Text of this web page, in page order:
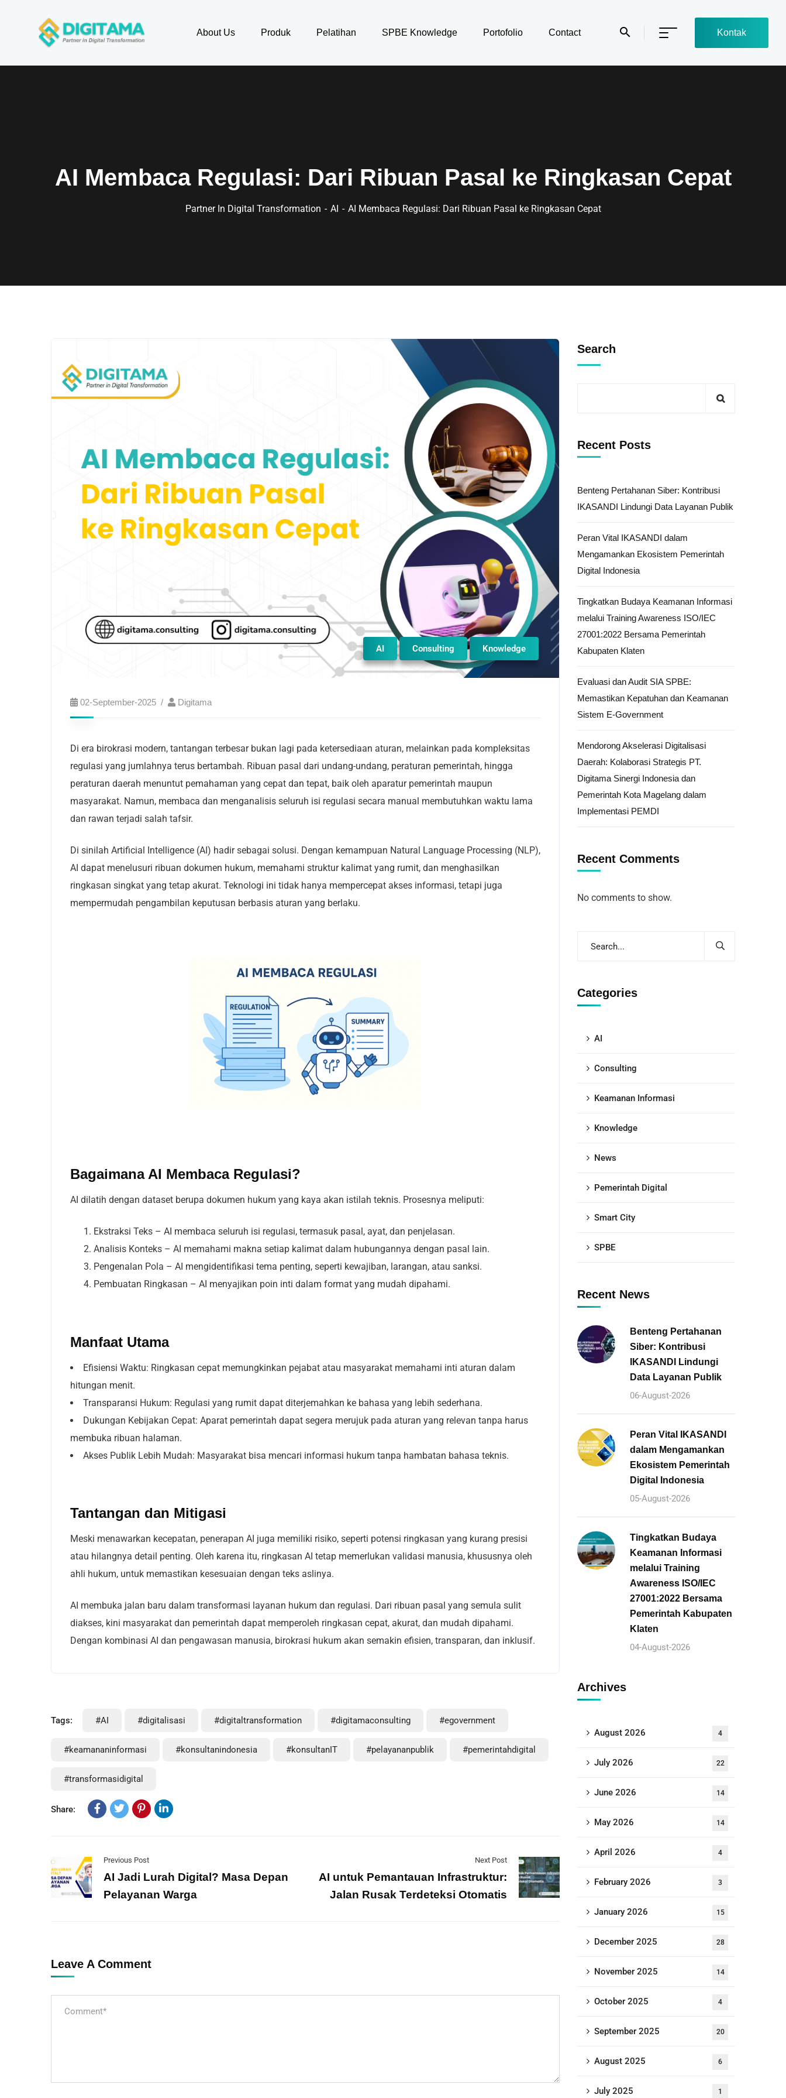
About Us Produk Pelatihan SPBE Knowledge Portofolio Contact Kontak
AI Membaca Regulasi: Dari Ribuan Pasal ke Ringkasan Cepat
Partner In Digital Transformation AI AI Membaca Regulasi: Dari Ribuan Pasal ke Ringkasan Cepat
AI Consulting Knowledge
02-September-2025 Digitama
Di era birokrasi modern, tantangan terbesar bukan lagi pada ketersediaan aturan, melainkan pada kompleksitas
regulasi yang jumlahnya terus bertambah. Ribuan pasal dari undang-undang, peraturan pemerintah, hingga
peraturan daerah menuntut pemahaman yang cepat dan tepat, baik oleh aparatur pemerintah maupun
masyarakat. Namun, membaca dan menganalisis seluruh isi regulasi secara manual membutuhkan waktu lama
dan rawan terjadi salah tafsir.
Di sinilah Artificial Intelligence (AI) hadir sebagai solusi. Dengan kemampuan Natural Language Processing (NLP),
AI dapat menelusuri ribuan dokumen hukum, memahami struktur kalimat yang rumit, dan menghasilkan
ringkasan singkat yang tetap akurat. Teknologi ini tidak hanya mempercepat akses informasi, tetapi juga
mempermudah pengambilan keputusan berbasis aturan yang berlaku.
Bagaimana AI Membaca Regulasi?
AI dilatih dengan dataset berupa dokumen hukum yang kaya akan istilah teknis. Prosesnya meliputi:
Ekstraksi Teks – AI membaca seluruh isi regulasi, termasuk pasal, ayat, dan penjelasan.
Analisis Konteks – AI memahami makna setiap kalimat dalam hubungannya dengan pasal lain.
Pengenalan Pola – AI mengidentifikasi tema penting, seperti kewajiban, larangan, atau sanksi.
Pembuatan Ringkasan – AI menyajikan poin inti dalam format yang mudah dipahami.
Manfaat Utama
Efisiensi Waktu: Ringkasan cepat memungkinkan pejabat atau masyarakat memahami inti aturan dalam
hitungan menit.
Transparansi Hukum: Regulasi yang rumit dapat diterjemahkan ke bahasa yang lebih sederhana.
Dukungan Kebijakan Cepat: Aparat pemerintah dapat segera merujuk pada aturan yang relevan tanpa harus
membuka ribuan halaman.
Akses Publik Lebih Mudah: Masyarakat bisa mencari informasi hukum tanpa hambatan bahasa teknis.
Tantangan dan Mitigasi
Meski menawarkan kecepatan, penerapan AI juga memiliki risiko, seperti potensi ringkasan yang kurang presisi
atau hilangnya detail penting. Oleh karena itu, ringkasan AI tetap memerlukan validasi manusia, khususnya oleh
ahli hukum, untuk memastikan kesesuaian dengan teks aslinya.
AI membuka jalan baru dalam transformasi layanan hukum dan regulasi. Dari ribuan pasal yang semula sulit
diakses, kini masyarakat dan pemerintah dapat memperoleh ringkasan cepat, akurat, dan mudah dipahami.
Dengan kombinasi AI dan pengawasan manusia, birokrasi hukum akan semakin efisien, transparan, dan inklusif.
Tags: #AI #digitalisasi #digitaltransformation #digitamaconsulting #egovernment
#keamananinformasi #konsultanindonesia #konsultanIT #pelayananpublik #pemerintahdigital
#transformasidigital
Share:
Previous Post
AI Jadi Lurah Digital? Masa Depan
Pelayanan Warga
Next Post
AI untuk Pemantauan Infrastruktur:
Jalan Rusak Terdeteksi Otomatis
Leave A Comment
Search
Recent Posts
Benteng Pertahanan Siber: Kontribusi
IKASANDI Lindungi Data Layanan Publik
Peran Vital IKASANDI dalam
Mengamankan Ekosistem Pemerintah
Digital Indonesia
Tingkatkan Budaya Keamanan Informasi
melalui Training Awareness ISO/IEC
27001:2022 Bersama Pemerintah
Kabupaten Klaten
Evaluasi dan Audit SIA SPBE:
Memastikan Kepatuhan dan Keamanan
Sistem E-Government
Mendorong Akselerasi Digitalisasi
Daerah: Kolaborasi Strategis PT.
Digitama Sinergi Indonesia dan
Pemerintah Kota Magelang dalam
Implementasi PEMDI
Recent Comments
No comments to show.
Categories
AI
Consulting
Keamanan Informasi
Knowledge
News
Pemerintah Digital
Smart City
SPBE
Recent News
Benteng Pertahanan
Siber: Kontribusi
IKASANDI Lindungi
Data Layanan Publik
06-August-2026
Peran Vital IKASANDI
dalam Mengamankan
Ekosistem Pemerintah
Digital Indonesia
05-August-2026
Tingkatkan Budaya
Keamanan Informasi
melalui Training
Awareness ISO/IEC
27001:2022 Bersama
Pemerintah Kabupaten
Klaten
04-August-2026
Archives
August 2026 4
July 2026 22
June 2026 14
May 2026 14
April 2026 4
February 2026 3
January 2026 15
December 2025 28
November 2025 14
October 2025 4
September 2025 20
August 2025 6
July 2025 1